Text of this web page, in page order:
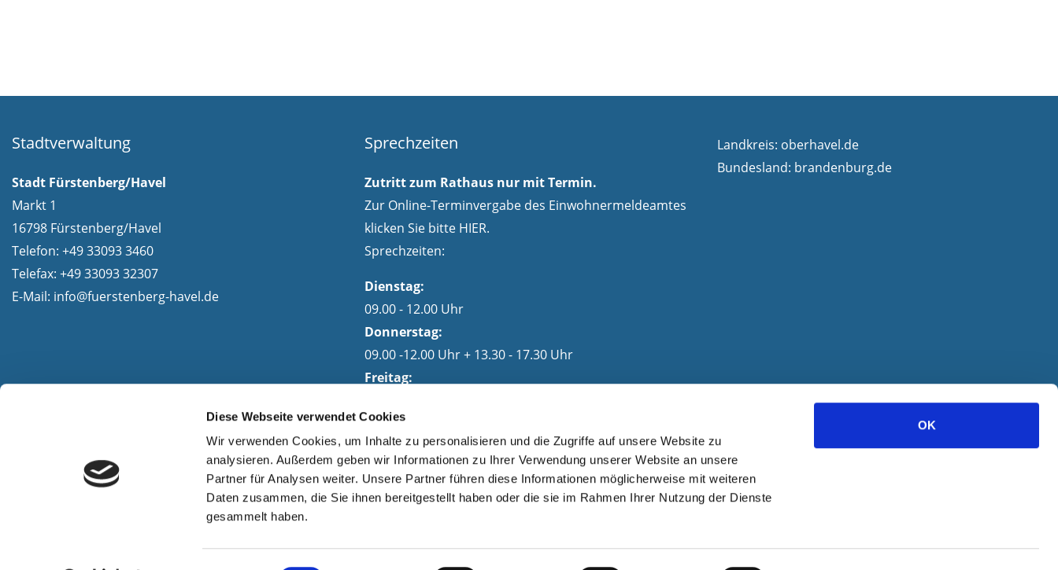
Diese Webseite verwendet Cookies
Wir verwenden Cookies, um Inhalte zu personalisieren und die Zugriffe auf unsere Website zu
analysieren. Außerdem geben wir Informationen zu Ihrer Verwendung unserer Website an unsere
Partner für Analysen weiter. Unsere Partner führen diese Informationen möglicherweise mit weiteren
Daten zusammen, die Sie ihnen bereitgestellt haben oder die sie im Rahmen Ihrer Nutzung der Dienste
gesammelt haben.
OK
Stadtverwaltung
Stadt Fürstenberg/Havel
Markt 1
16798 Fürstenberg/Havel
Telefon: +49 33093 3460
Telefax: +49 33093 32307
E-Mail: info@fuerstenberg-havel.de
Sprechzeiten
Zutritt zum Rathaus nur mit Termin.
Zur Online-Terminvergabe des Einwohnermeldeamtes
klicken Sie bitte HIER.
Sprechzeiten:
Dienstag:
09.00 - 12.00 Uhr
Donnerstag:
09.00 -12.00 Uhr + 13.30 - 17.30 Uhr
Freitag:
Landkreis: oberhavel.de
Bundesland: brandenburg.de
© Stadt Fürstenberg/Havel -Impressum|Datenschutz